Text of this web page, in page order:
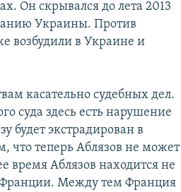
Он скрывался до лета 2013
Украины. Против
возбудили в Украине и
касательно судебных дел.
суда здесь есть нарушение
будет экстрадирован в
что теперь Аблязов не может
время Аблязов находится не
Франции. Между тем Франция